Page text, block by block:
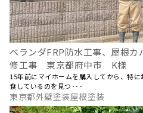
ベランダFRP防水工事、屋根
修工事 東京都府中市 K様
15年前にマイホームを購入してから、特
食しているのを見つ･･･
東京都外壁塗装屋根塗装